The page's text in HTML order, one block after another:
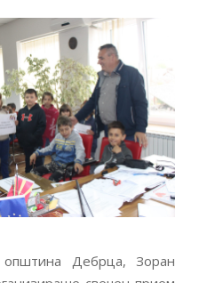
општина Дебрца, Зоран